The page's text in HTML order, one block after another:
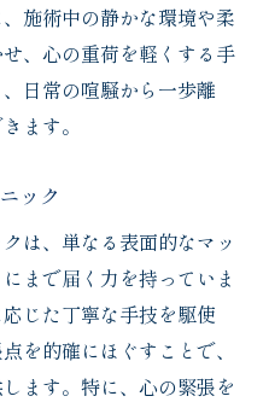
施術中の静かな環境や柔
、心の重荷を軽くする手
日常の喧騒から一歩離
ます。
ック
は、単なる表面的なマッ
まで届く力を持っていま
じた丁寧な手技を駆使
を的確にほぐすことで、
ます。特に、心の緊張を